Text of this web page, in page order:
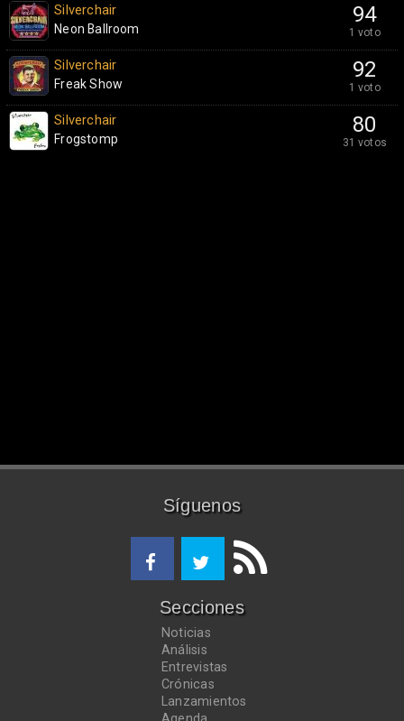
94
1 voto
Silverchair
Neon Ballroom
92
1 voto
Silverchair
Freak Show
80
31 votos
Silverchair
Frogstomp
Síguenos
Secciones
Noticias
Análisis
Entrevistas
Crónicas
Lanzamientos